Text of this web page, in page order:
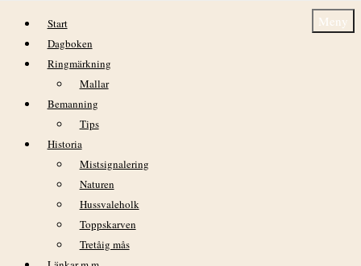
Hoppa till innehåll Meny
Start
Dagboken
Ringmärkning
Mallar
Bemanning
Tips
Historia
Mistsignalering
Naturen
Hussvaleholk
Toppskarven
Tretåig mås
Dagbok Nidingens Fågelstation torsdag 2
oktober 2025
VÄDER